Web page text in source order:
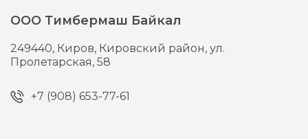
ООО Тимбермаш Байкал
249440, Киров, Кировский район, ул.
Пролетарская, 58
+7 (908) 653-77-61